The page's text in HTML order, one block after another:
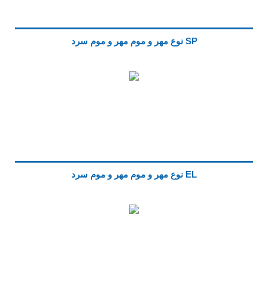
SP نوع مهر و موم مهر و موم سرد
EL نوع مهر و موم مهر و موم سرد